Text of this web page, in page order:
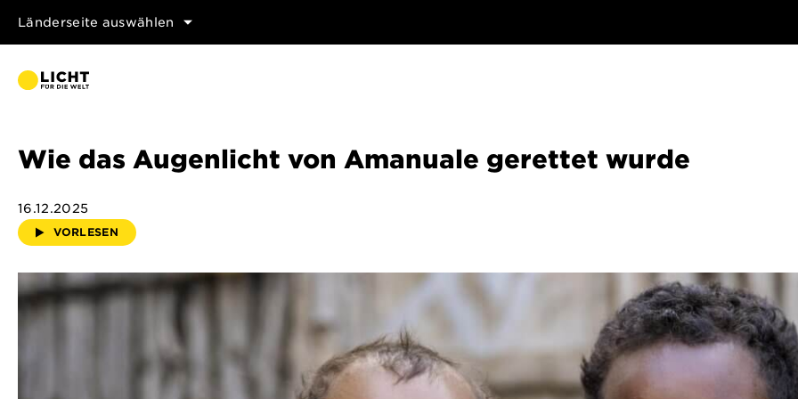
Länderseite auswählen
Wie das Augenlicht von Amanuale gerettet wurde
16.12.2025
VORLESEN